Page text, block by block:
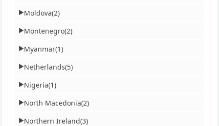
▶Moldova(2)
▶Montenegro(2)
▶Myanmar(1)
▶Netherlands(5)
▶Nigeria(1)
▶North Macedonia(2)
▶Northern Ireland(3)